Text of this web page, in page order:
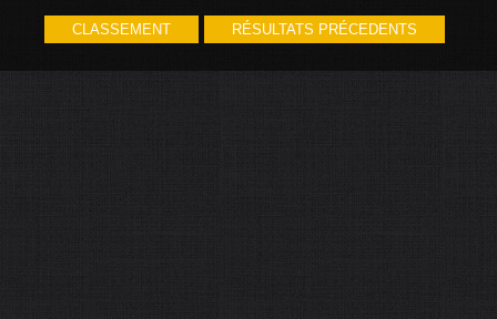
CLASSEMENT RÉSULTATS PRÉCEDENTS